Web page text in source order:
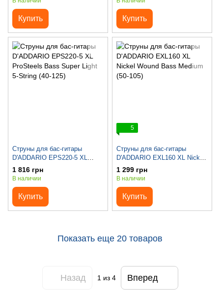
Купить Купить
Струны для бас-гитары
D'ADDARIO EPS220-5 XL
ProSteels Bass Super Light 5-
String (40-125)
1 816 грн
В наличии
Купить
5
Струны для бас-гитары
D'ADDARIO EXL160 XL Nickel
Wound Bass Medium (50-105)
1 299 грн
В наличии
Купить
Показать еще 20 товаров
Назад 1из 4 Вперед